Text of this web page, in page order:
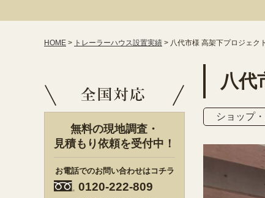
HOME > トレーラーハウス設置実績 > 八代市様 高架下プロジェクト
八代
ショップ
無料の現地調査・
見積もり依頼を受付中！
お電話でのお問い合わせはコチラ
0120-222-809